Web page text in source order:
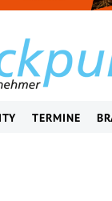
TERMINE